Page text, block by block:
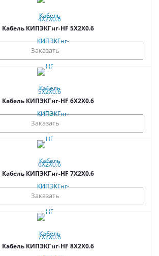
Кабель КИПЭКГнг-HF 5Х2Х0.6
Заказать
Кабель КИПЭКГнг-HF 6Х2Х0.6
Заказать
Кабель КИПЭКГнг-HF 7Х2Х0.6
Заказать
Кабель КИПЭКГнг-HF 8Х2Х0.6